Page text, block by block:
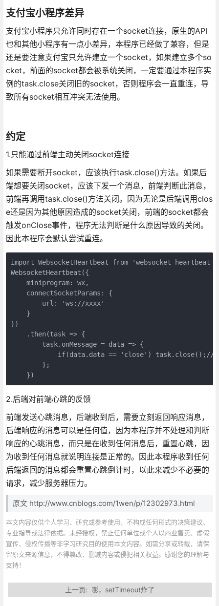
支付宝小程序差异
支付宝小程序只允许同时存在一个socket连接，原生的API
也和其他小程序有一点小差异，本程序已经做了兼容，但是
还是要注意支付宝只允许建立一个socket，如果建立多个so
cket，前面的socket都会被系统关闭，一定要通过本程序实
例的task.close关闭旧的socket，否则程序会一直重连，导
致所有socket相互冲突无法使用。
约定
1.只能通过前端主动关闭socket连接
如果需要断开socket，应该执行task.close()方法。如果后
端想要关闭socket，应该下发一个消息，前端判断此消息，
前端再调用task.close()方法关闭。因为无论是后端调用clos
e还是因为其他原因造成的socket关闭，前端的socket都会
触发onClose事件，程序无法判断是什么原因导致的关闭。
因此本程序会默认尝试重连。
import WebsocketHeartbeat from 'websocket-heartbeat-
WebsocketHeartbeat({
    miniprogram: wx,
    connectSocketParams: {
        url: 'ws://xxxx'
    }
})
    .then(task => {
        task.onMessage = data => {
if(data.data == 'close') task.close();//关
        };
    })
2.后端对前端心跳的反馈
前端发送心跳消息，后端收到后，需要立刻返回响应消息，
后端响应的消息可以是任何值，因为本程序并不处理和判断
响应的心跳消息，而只是在收到任何消息后，重置心跳，因
为收到任何消息就说明连接是正常的。因此本程序收到任何
后端返回的消息都会重置心跳倒计时，以此来减少不必要的
请求，减少服务器压力。
原文 http://www.cnblogs.com/1wen/p/12302973.html
本文内容仅供个人学习、研究或参考使用，不构成任何形式的决策建议、
专业指导或法律依据。未经授权，禁止任何单位或个人以商业售卖、虚假
宣传、侵权传播等非学习研究目的使用本文内容。如需分享或转载，请保
留原文来源信息，不得篡改、删减内容或侵犯相关权益。感谢您的理解与
支持！
上一页: 嘭，setTimeout炸了